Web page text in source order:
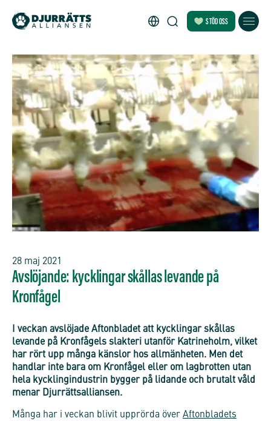
STÖD OSS
28 maj 2021
Avslöjande: kycklingar skållas levande på
Kronfågel
I veckan avslöjade Aftonbladet att kycklingar skållas
levande på Kronfågels slakteri utanför Katrineholm, vilket
har rört upp många känslor hos allmänheten. Men det
handlar inte bara om Kronfågel eller om lagbrotten utan
hela kycklingindustrin bygger på lidande och brutalt våld
menar Djurrättsalliansen.
Många har i veckan blivit upprörda över Aftonbladets